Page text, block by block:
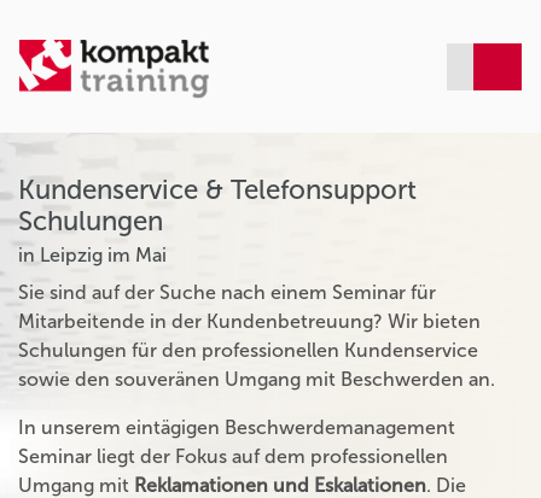
Kundenservice & Telefonsupport
Schulungen
in Leipzig im Mai
Sie sind auf der Suche nach einem Seminar für
Mitarbeitende in der Kundenbetreuung? Wir bieten
Schulungen für den professionellen Kundenservice
sowie den souveränen Umgang mit Beschwerden an.
In unserem eintägigen Beschwerdemanagement
Seminar liegt der Fokus auf dem professionellen
Umgang mit Reklamationen und Eskalationen. Die